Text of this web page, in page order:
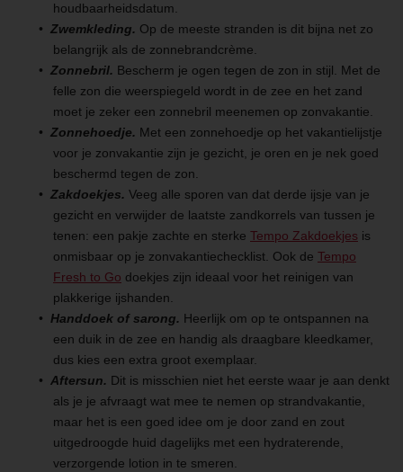
houdbaarheidsdatum.
Zwemkleding. Op de meeste stranden is dit bijna net zo
belangrijk als de zonnebrandcrème.
Zonnebril. Bescherm je ogen tegen de zon in stijl. Met de
felle zon die weerspiegeld wordt in de zee en het zand
moet je zeker een zonnebril meenemen op zonvakantie.
Zonnehoedje. Met een zonnehoedje op het vakantielijstje
voor je zonvakantie zijn je gezicht, je oren en je nek goed
beschermd tegen de zon.
Zakdoekjes. Veeg alle sporen van dat derde ijsje van je
gezicht en verwijder de laatste zandkorrels van tussen je
tenen: een pakje zachte en sterke Tempo Zakdoekjes is
onmisbaar op je zonvakantiechecklist. Ook de Tempo
Fresh to Go doekjes zijn ideaal voor het reinigen van
plakkerige ijshanden.
Handdoek of sarong. Heerlijk om op te ontspannen na
een duik in de zee en handig als draagbare kleedkamer,
dus kies een extra groot exemplaar.
Aftersun. Dit is misschien niet het eerste waar je aan denkt
als je je afvraagt wat mee te nemen op strandvakantie,
maar het is een goed idee om je door zand en zout
uitgedroogde huid dagelijks met een hydraterende,
verzorgende lotion in te smeren.